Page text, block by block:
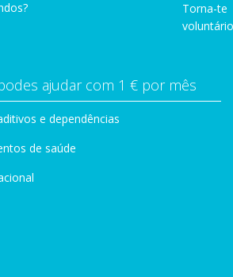
Torna-te
ajudar com 1 € por mês
e dependências
de saúde